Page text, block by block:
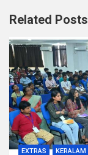
Related Posts
EXTRAS KERALAM